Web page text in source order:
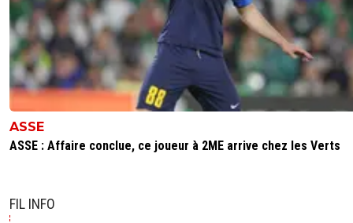
ASSE
ASSE : Affaire conclue, ce joueur à 2ME arrive chez les Verts
FIL INFO